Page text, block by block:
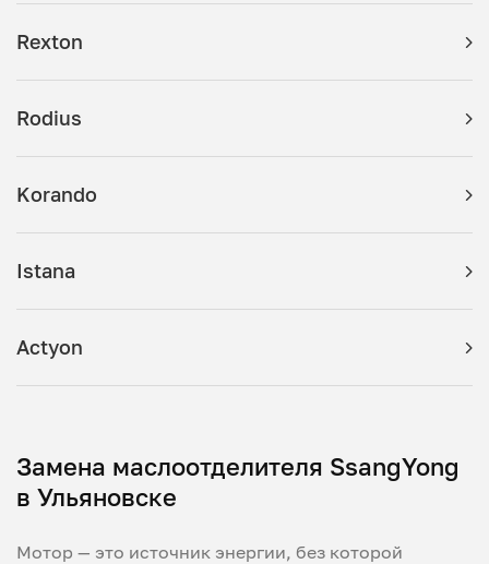
Rexton
Rodius
Korando
Istana
Actyon
Замена маслоотделителя SsangYong
в Ульяновске
Мотор — это источник энергии, без которой